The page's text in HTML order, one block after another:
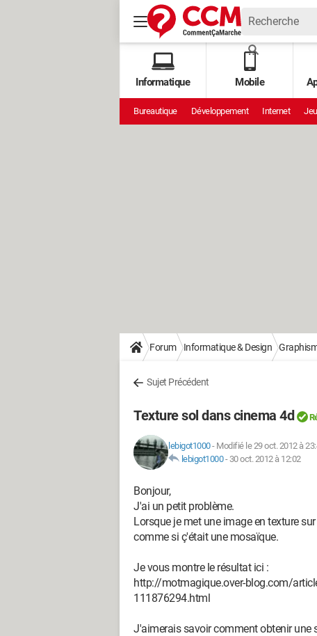
Informatique Mobile
Bureautique Développement Internet
Forum Informatique & Design
Sujet Précédent
Texture sol dans cinema 4d
lebigot1000- Modifié le 29 oct. 2012 à
lebigot1000- 30 oct. 2012 à 12:02
Bonjour,
J'ai un petit problème.
Lorsque je met une image en texture
comme si ç'était une mosaïque.
Je vous montre le résultat ici :
http://motmagique.over-blog.com/
111876294.html
J'aimerais savoir comment obtenir une